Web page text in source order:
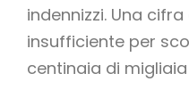
indennizzi. Una
insufficiente per
centinaia di